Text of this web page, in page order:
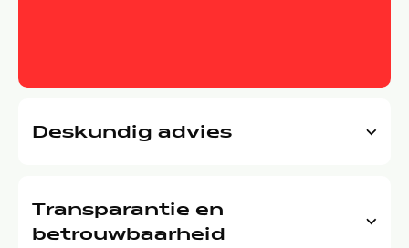
Deskundig advies
Transparantie en
betrouwbaarheid